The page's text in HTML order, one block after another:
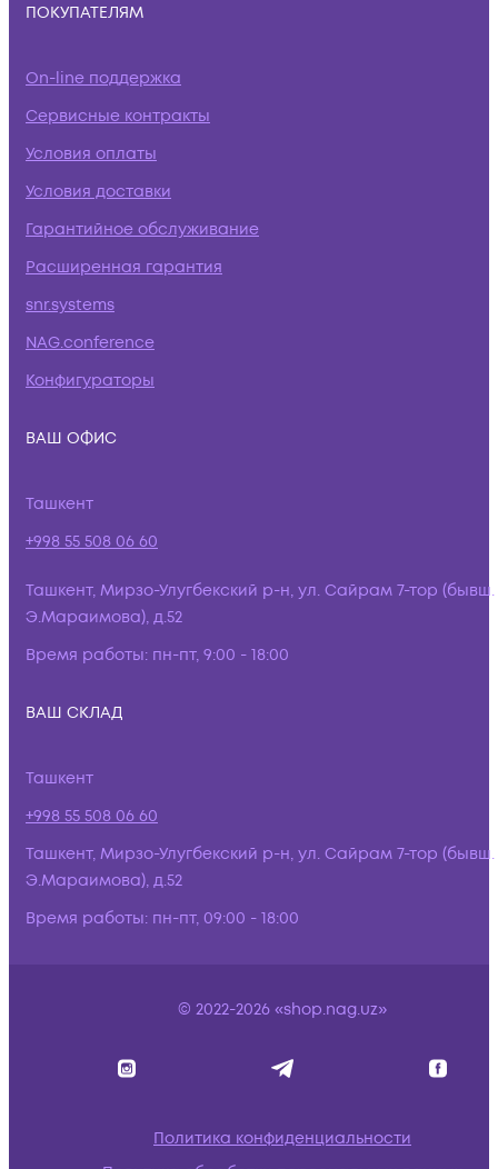
ПОКУПАТЕЛЯМ
On-line поддержка
Сервисные контракты
Условия оплаты
Условия доставки
Гарантийное обслуживание
Расширенная гарантия
snr.systems
NAG.conference
Конфигураторы
ВАШ ОФИС
Ташкент
+998 55 508 06 60
Ташкент, Мирзо-Улугбекский р-н, ул. Сайрам 7-тор (бывш.
Э.Мараимова), д.52
Время работы: пн-пт, 9:00 - 18:00
ВАШ СКЛАД
Ташкент
+998 55 508 06 60
Ташкент, Мирзо-Улугбекский р-н, ул. Сайрам 7-тор (бывш.
Э.Мараимова), д.52
Время работы: пн-пт, 09:00 - 18:00
© 2022-2026 «shop.nag.uz»
Политика конфиденциальности